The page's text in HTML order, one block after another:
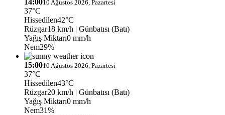
10 Ağustos 2026, Pazartesi
37°C
Hissedilen42°C
Rüzgar18 km/h | Günbatısı (Batı)
Yağış Miktarı0 mm/h
Nem29%
15:0010 Ağustos 2026, Pazartesi
37°C
Hissedilen43°C
Rüzgar20 km/h | Günbatısı (Batı)
Yağış Miktarı0 mm/h
Nem31%